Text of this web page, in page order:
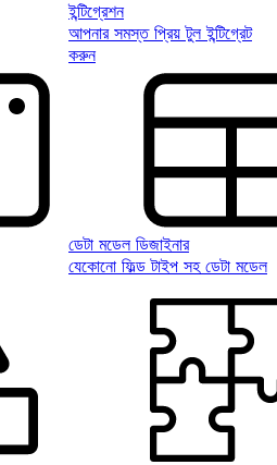
ইন্টিগ্রেশন
আপনার সমস্ত প্রিয় টুল ইন্টিগ্রেট
করুন
ডেটা মডেল ডিজাইনার
যেকোনো ফিল্ড টাইপ সহ ডেটা মডেল